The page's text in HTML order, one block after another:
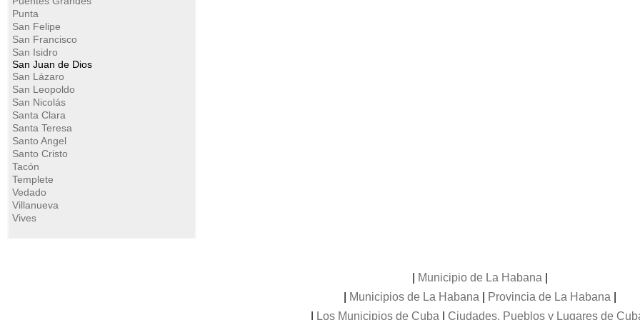
Punta
San Felipe
San Francisco
San Isidro
San Juan de Dios
San Lázaro
San Leopoldo
San Nicolás
Santa Clara
Santa Teresa
Santo Angel
Santo Cristo
Tacón
Templete
Vedado
Villanueva
Vives
Municipio de La Habana
Municipios de La Habana Provincia de La Habana
Los Municipios de Cuba Ciudades, Pueblos y Lugares de